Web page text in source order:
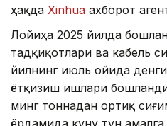
ҳақда Xinhua ахборот
Лойиҳа 2025 йилда
тадқиқотлари ва кабель
йилнинг июль ойида
ётқизиш ишлари
минг тоннадан ортиқ
ёрдамида куну тун